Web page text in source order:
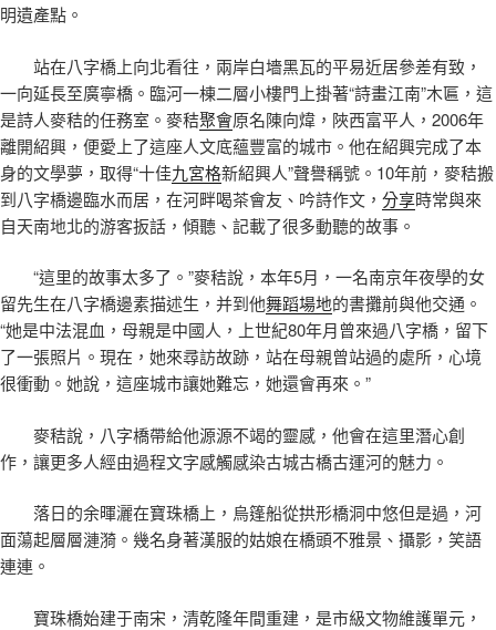
明遺產點。
站在八字橋上向北看往，兩岸白墻黑瓦的平易近居參差有致，
一向延長至廣寧橋。臨河一棟二層小樓門上掛著“詩畫江南”木匾，這
是詩人麥秸的任務室。麥秸聚會原名陳向煒，陜西富平人，2006年
離開紹興，便愛上了這座人文底蘊豐富的城市。他在紹興完成了本
身的文學夢，取得“十佳九宮格新紹興人”聲譽稱號。10年前，麥秸搬
到八字橋邊臨水而居，在河畔喝茶會友、吟詩作文， 分享時常與來
自天南地北的游客扳話，傾聽、記載了很多動聽的故事。
“這里的故事太多了。”麥秸說，本年5月，一名南京年夜學的女
留先生在八字橋邊素描述生，并到他舞蹈場地的書攤前與他交通。
“她是中法混血，母親是中國人，上世紀80年月曾來過八字橋，留下
了一張照片。現在，她來尋訪故跡，站在母親曾站過的處所，心境
很衝動。她說，這座城市讓她難忘，她還會再來。”
麥秸說，八字橋帶給他源源不竭的靈感，他會在這里潛心創
作，讓更多人經由過程文字感觸感染古城古橋古運河的魅力。
落日的余暉灑在寶珠橋上，烏篷船從拱形橋洞中悠但是過，河
面蕩起層層漣漪。幾名身著漢服的姑娘在橋頭不雅景、攝影，笑語
連連。
寶珠橋始建于南宋，清乾隆年間重建，是市級文物維護單元，